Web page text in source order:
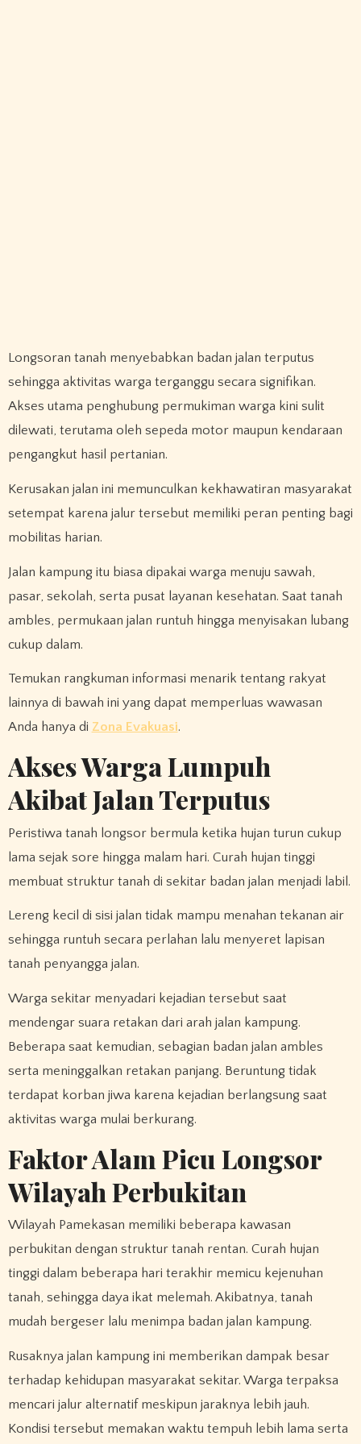
Longsoran tanah menyebabkan badan jalan terputus
sehingga aktivitas warga terganggu secara signifikan.
Akses utama penghubung permukiman warga kini sulit
dilewati, terutama oleh sepeda motor maupun kendaraan
pengangkut hasil pertanian.
Kerusakan jalan ini memunculkan kekhawatiran masyarakat
setempat karena jalur tersebut memiliki peran penting bagi
mobilitas harian.
Jalan kampung itu biasa dipakai warga menuju sawah,
pasar, sekolah, serta pusat layanan kesehatan. Saat tanah
ambles, permukaan jalan runtuh hingga menyisakan lubang
cukup dalam.
Temukan rangkuman informasi menarik tentang rakyat
lainnya di bawah ini yang dapat memperluas wawasan
Anda hanya di Zona Evakuasi.
Akses Warga Lumpuh
Akibat Jalan Terputus
Peristiwa tanah longsor bermula ketika hujan turun cukup
lama sejak sore hingga malam hari. Curah hujan tinggi
membuat struktur tanah di sekitar badan jalan menjadi labil.
Lereng kecil di sisi jalan tidak mampu menahan tekanan air
sehingga runtuh secara perlahan lalu menyeret lapisan
tanah penyangga jalan.
Warga sekitar menyadari kejadian tersebut saat
mendengar suara retakan dari arah jalan kampung.
Beberapa saat kemudian, sebagian badan jalan ambles
serta meninggalkan retakan panjang. Beruntung tidak
terdapat korban jiwa karena kejadian berlangsung saat
aktivitas warga mulai berkurang.
Faktor Alam Picu Longsor
Wilayah Perbukitan
Wilayah Pamekasan memiliki beberapa kawasan
perbukitan dengan struktur tanah rentan. Curah hujan
tinggi dalam beberapa hari terakhir memicu kejenuhan
tanah, sehingga daya ikat melemah. Akibatnya, tanah
mudah bergeser lalu menimpa badan jalan kampung.
Rusaknya jalan kampung ini memberikan dampak besar
terhadap kehidupan masyarakat sekitar. Warga terpaksa
mencari jalur alternatif meskipun jaraknya lebih jauh.
Kondisi tersebut memakan waktu tempuh lebih lama serta